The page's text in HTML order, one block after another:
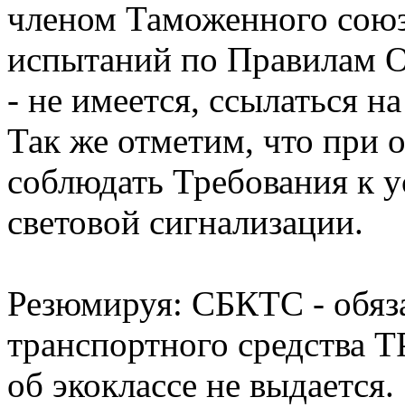
членом Таможенного
испытаний по Правилам
- не имеется, ссылаться
Так же отметим, что
соблюдать Требования к
световой сигнализации.
Резюмируя: СБКТС -
транспортного
об экоклассе не выдается.